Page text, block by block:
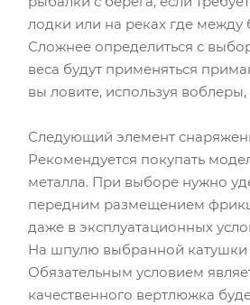
лодки или на реках где между
Сложнее определиться с
веса будут применяться
вы ловите, используя воблеры,
Следующий элемент
Рекомендуется покупать
металла. При выборе нужно
передним размещением
даже в эксплуатационных
На шпулю выбранной катушки
Обязательным условием
качественного вертлюжка